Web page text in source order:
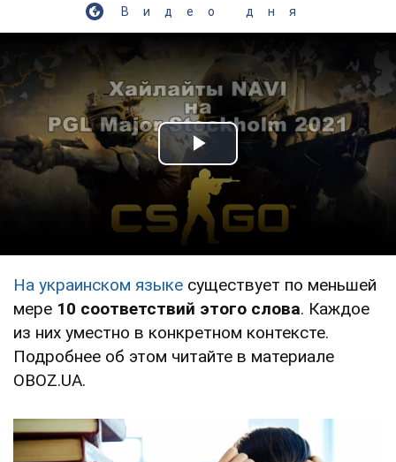
Видео дня
Play Video
На украинском языке существует по меньшей
мере 10 соответствий этого слова. Каждое
из них уместно в конкретном контексте.
Подробнее об этом читайте в материале
OBOZ.UA.